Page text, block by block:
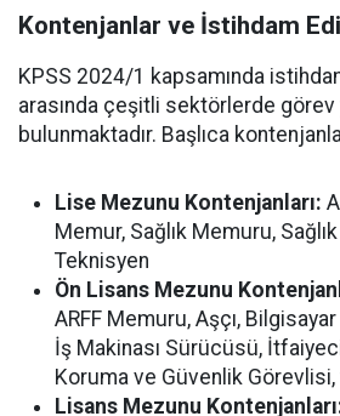
Kontenjanlar ve İstihdam
KPSS 2024/1 kapsamında
arasında çeşitli sektörlerde
bulunmaktadır. Başlıca
Lise Mezunu Kontenjanları:
Memur, Sağlık Memuru,
Teknisyen
Ön Lisans Mezunu
ARFF Memuru, Aşçı, Bilgisayar
İş Makinası Sürücüsü,
Koruma ve Güvenlik Görevlisi,
Lisans Mezunu